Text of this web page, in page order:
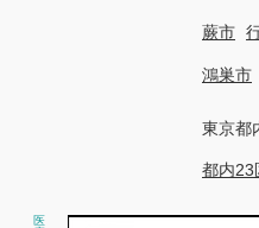
蕨市
鴻巣市
東京都
都内23
医